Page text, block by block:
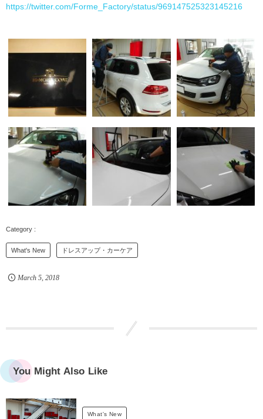
https://twitter.com/Forme_Factory/status/969147525323145216
What's New ドレスアップ・カーケア
March 5, 2018
You Might Also Like
What's New